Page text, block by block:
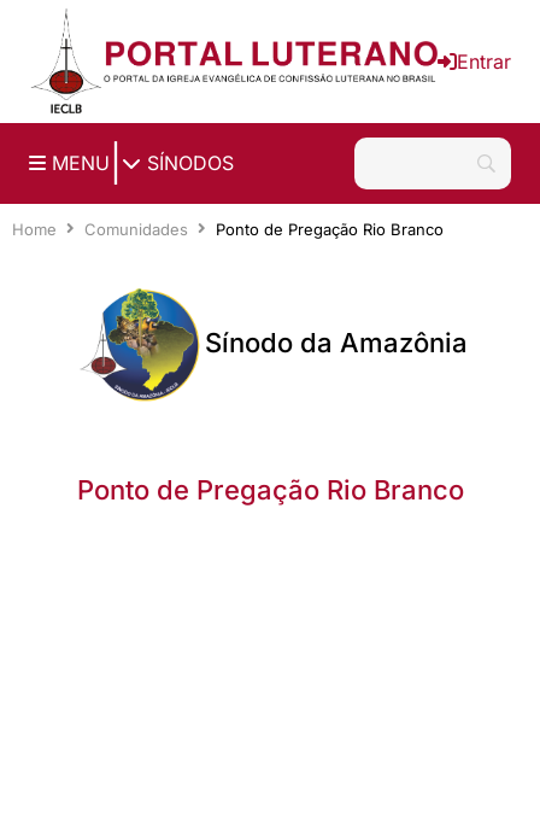
Ir para o conteúdo principal
Entrar
MENU SÍNODOS
Home Comunidades Ponto de Pregação Rio Branco
Sínodo da Amazônia
Ponto de Pregação Rio Branco